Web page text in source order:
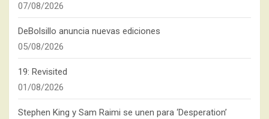
07/08/2026
DeBolsillo anuncia nuevas ediciones
05/08/2026
19: Revisited
01/08/2026
Stephen King y Sam Raimi se unen para ‘Desperation’